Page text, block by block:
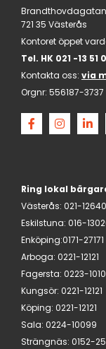
721 35 Västerås
Kontoret öppet
Tel. HK 021 -13 51
Kontakta oss: via
Orgnr: 556187-3737
Ring lokal
Västerås: 021-
Eskilstuna: 016-
Enköping:0171-27171
Arboga: 0221-12121
Fagersta: 0223-
Kungsör: 0221-12121
Köping: 0221-12121
Sala: 0224-10099
Strängnäs: 0152-